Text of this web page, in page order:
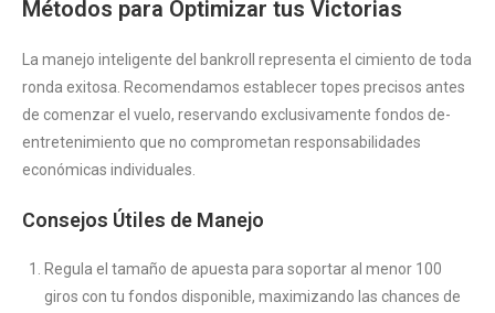
Métodos para Optimizar tus Victorias
La manejo inteligente del bankroll representa el cimiento de toda
ronda exitosa. Recomendamos establecer topes precisos antes
de comenzar el vuelo, reservando exclusivamente fondos de-
entretenimiento que no comprometan responsabilidades
económicas individuales.
Consejos Útiles de Manejo
Regula el tamaño de apuesta para soportar al menor 100
giros con tu fondos disponible, maximizando las chances de